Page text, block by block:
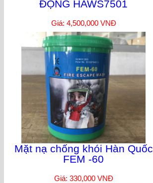
ĐỘNG HAWS7501
Giá: 4,500,000 VNĐ
Mặt nạ chống khói Hàn Quốc
FEM -60
Giá: 330,000 VNĐ